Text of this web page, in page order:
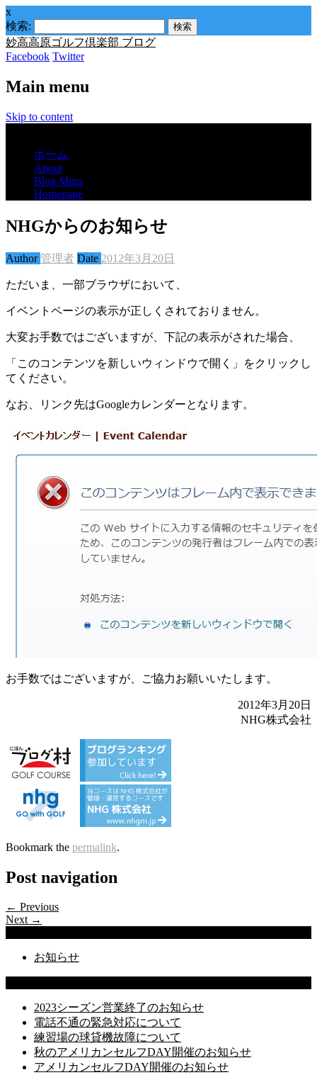
x
検索:
妙高高原ゴルフ倶楽部 ブログ
Facebook Twitter
Main menu
Skip to content
ホーム
About
Blog Mura
Homepage
NHGからのお知らせ
Author 管理者 Date 2012年3月20日
ただいま、一部ブラウザにおいて、
イベントページの表示が正しくされておりません。
大変お手数ではございますが、下記の表示がされた場合、
「このコンテンツを新しいウィンドウで開く」をクリックし
てください。
なお、リンク先はGoogleカレンダーとなります。
お手数ではございますが、ご協力お願いいたします。
2012年3月20日
NHG株式会社
Bookmark the permalink.
Post navigation
← Previous
Next →
お知らせ
2023シーズン営業終了のお知らせ
電話不通の緊急対応について
練習場の球貸機故障について
秋のアメリカンセルフDAY開催のお知らせ
アメリカンセルフDAY開催のお知らせ